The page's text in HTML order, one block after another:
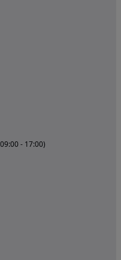
- 17:00)